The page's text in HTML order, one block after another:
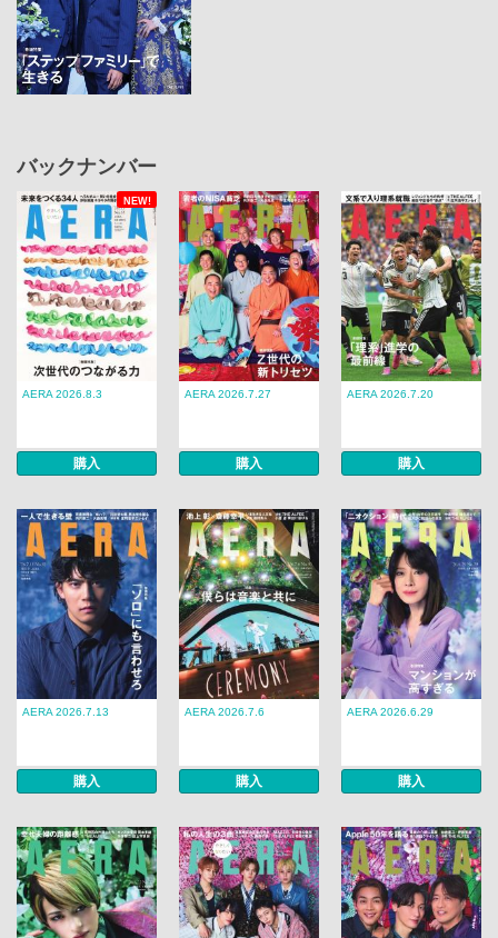
バックナンバー
NEW!
AERA 2026.8.3
購入
AERA 2026.7.27
購入
AERA 2026.7.20
購入
AERA 2026.7.13
購入
AERA 2026.7.6
購入
AERA 2026.6.29
購入